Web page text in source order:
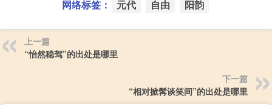
网络标签： 元代 自由 阳韵
上一篇
“怡然稳驾”的出处是哪里
下一篇
“相对掀髯谈笑间”的出处是哪里